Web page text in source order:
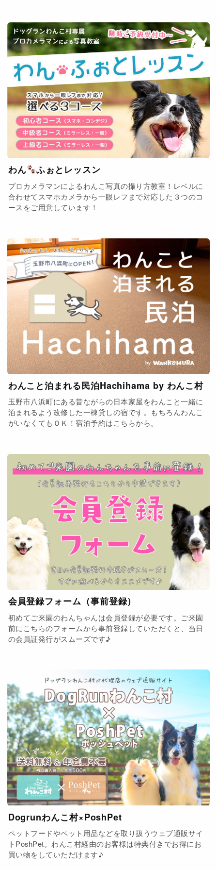
わん ふぉとレッスン
プロカメラマンによるわんこ写真の撮り方教室！レベルに
合わせてスマホカメラから一眼レフまで対応した３つのコ
ースをご用意しています！
わんこと泊まれる民泊Hachihama by わんこ村
玉野市八浜町にある昔ながらの日本家屋をわんこと一緒に
泊まれるよう改修した一棟貸しの宿です。もちろんわんこ
がいなくてもＯＫ！宿泊予約はこちらから。
会員登録フォーム（事前登録）
初めてご来園のわんちゃんは会員登録が必要です。ご来園
前にこちらのフォームから事前登録していただくと、当日
の会員証発行がスムーズです♪
Dogrunわんこ村×PoshPet
ペットフードやペット用品などを取り扱うウェブ通販サイ
トPoshPet。わんこ村経由のお客様は特典付きでお得にお
買い物をしていただけます♪